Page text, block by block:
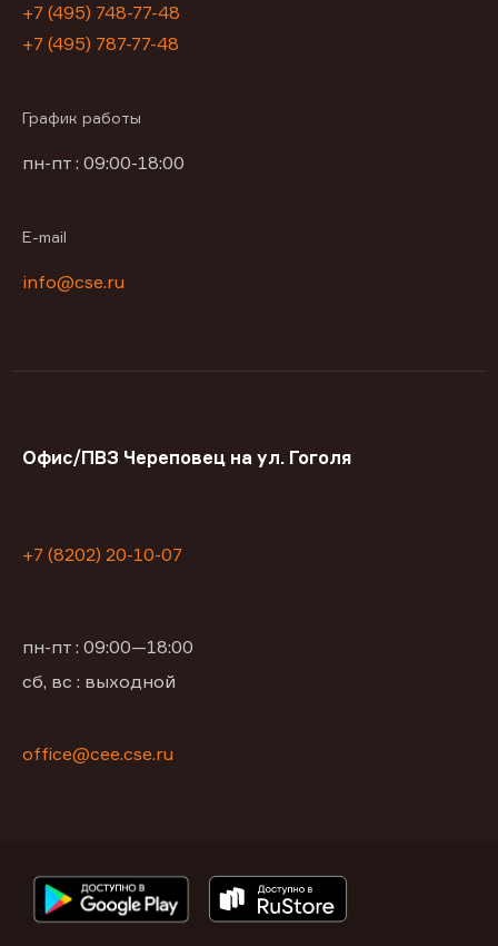
+7 (495) 748-77-48
+7 (495) 787-77-48
График работы
пн-пт : 09:00-18:00
E-mail
info@cse.ru
Офис/ПВЗ Череповец на ул. Гоголя
+7 (8202) 20-10-07
пн-пт : 09:00—18:00
сб, вс : выходной
office@сее.cse.ru